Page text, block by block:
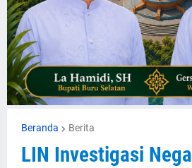
Beranda Berita
LIN Investigasi